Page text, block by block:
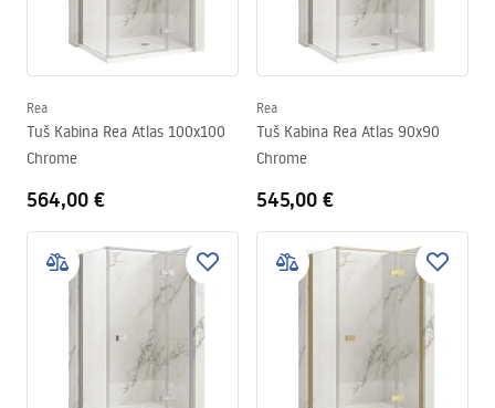
Rea
Tuš Kabina Rea Atlas 100x100
Chrome
564,00 €
Rea
Tuš Kabina Rea Atlas 90x90
Chrome
545,00 €